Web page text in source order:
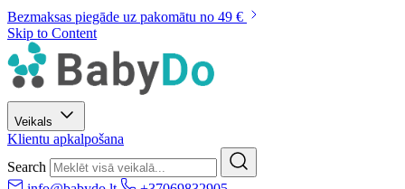
Bezmaksas piegāde uz pakomātu no 49 €
Skip to Content
Veikals
Klientu apkalpošana
Search